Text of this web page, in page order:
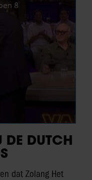
DE DUTCH
dat Zolang Het